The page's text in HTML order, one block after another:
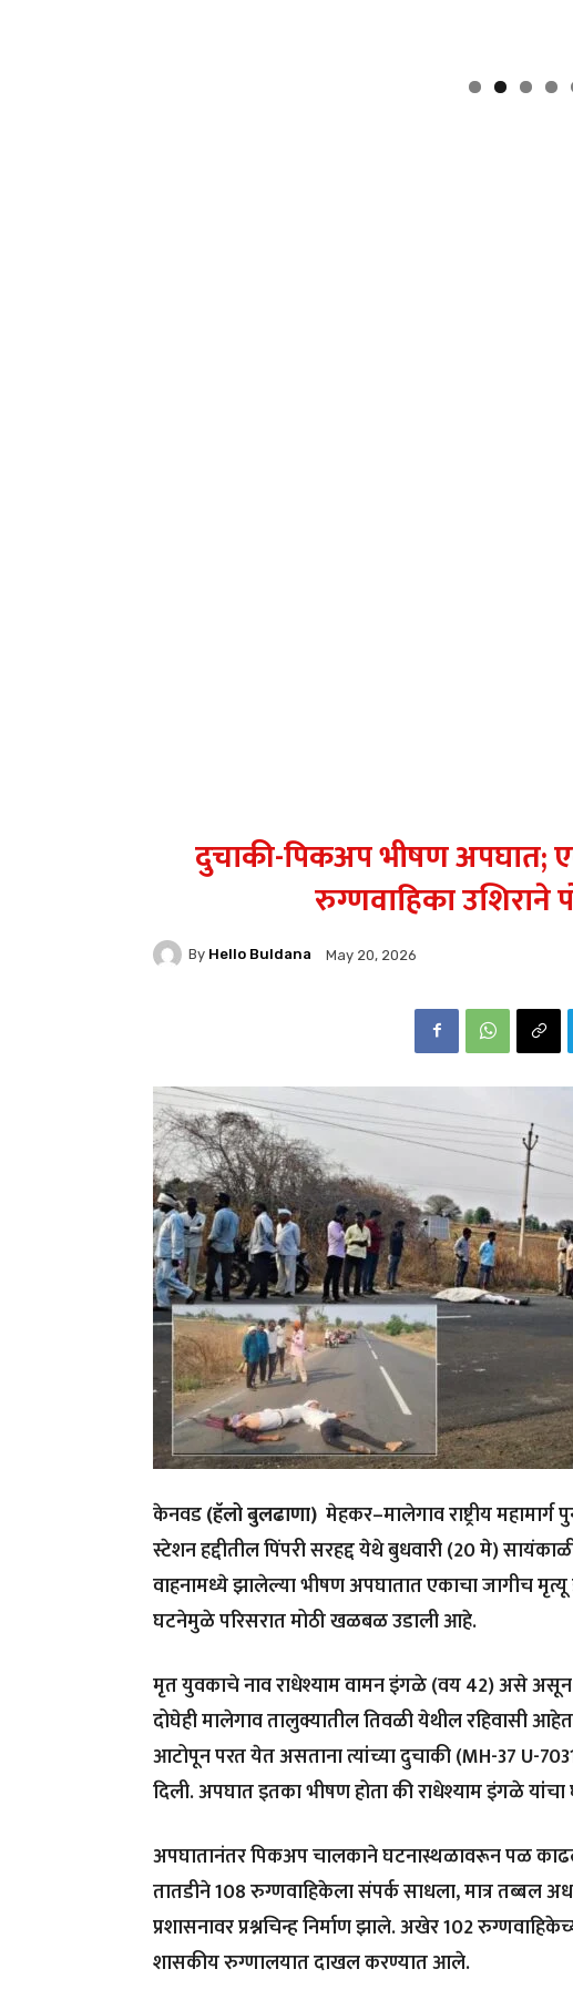
दुचाकी-पिकअप भीषण अपघात;
रुग्णवाहिका उशिराने
By Hello Buldana May 20, 2026
केनवड(हॅलो बुलढाणा) मेहकर–मालेगाव राष्ट्रीय
स्टेशन हद्दीतील पिंपरी सरहद्द येथे बुधवारी (20 मे)
वाहनामध्ये झालेल्या भीषण अपघातात एकाचा जागीच
घटनेमुळे परिसरात मोठी खळबळ उडाली आहे.
मृत युवकाचे नाव राधेश्याम वामन इंगळे (वय 42) असे
दोघेही मालेगाव तालुक्यातील तिवळी येथील रहिवासी
आटोपून परत येत असताना त्यांच्या दुचाकी (MH-37 U-
दिली. अपघात इतका भीषण होता की राधेश्याम इंगळे
अपघातानंतर पिकअप चालकाने घटनास्थळावरून पळ
तातडीने 108 रुग्णवाहिकेला संपर्क साधला, मात्र तब्बल
प्रशासनावर प्रश्नचिन्ह निर्माण झाले. अखेर 102
शासकीय रुग्णालयात दाखल करण्यात आले.